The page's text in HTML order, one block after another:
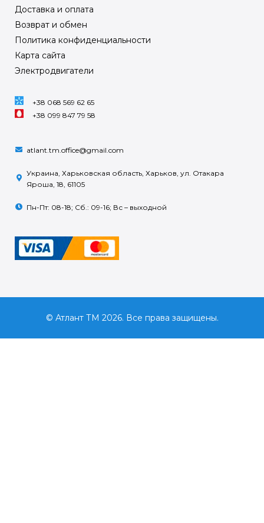
Доставка и оплата
Возврат и обмен
Политика конфиденциальности
Карта сайта
Электродвигатели
+38 068 569 62 65
+38 099 847 79 58
atlant.tm.office@gmail.com
Украина, Харьковская область, Харьков, ул. Отакара
Яроша, 18, 61105
Пн-Пт: 08-18; Сб.: 09-16; Вс – выходной
© Атлант ТМ 2026. Все права защищены.